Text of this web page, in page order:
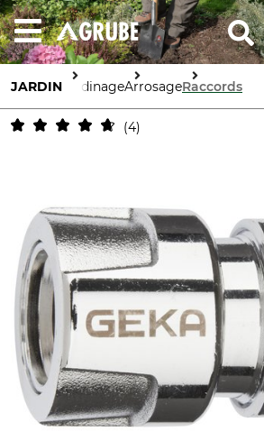
JARDIN JardinageArrosageRaccords
4